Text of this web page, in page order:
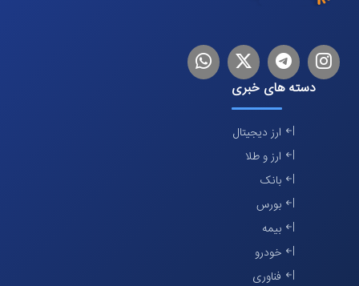
اینستاگرام
تلگرام توییترلینکدین
دسته های خبری
ارز دیجیتال
ارز و طلا
بانک
بورس
بیمه
خودرو
فناوری